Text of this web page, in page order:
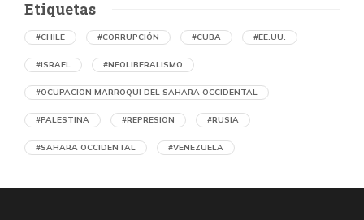
Ejecución de niños palestinos con un solo
Etiquetas
#CHILE #CORRUPCIÓN #CUBA #EE.UU.
#ISRAEL #NEOLIBERALISMO
#OCUPACION MARROQUI DEL SAHARA OCCIDENTAL
#PALESTINA #REPRESION #RUSIA
#SAHARA OCCIDENTAL #VENEZUELA